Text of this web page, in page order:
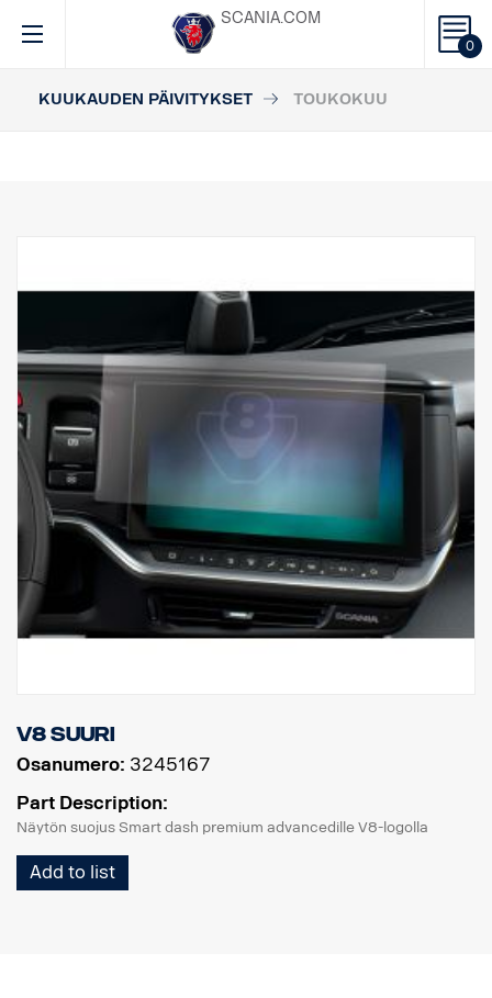
0
SCANIA.COM
KUUKAUDEN PÄIVITYKSET TOUKOKUU
V8 Suuri
Osanumero: 3245167
Part Description:
Näytön suojus Smart dash premium advancedille V8-logolla
Add to list